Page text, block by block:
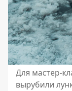
Для мастер-
вырубили